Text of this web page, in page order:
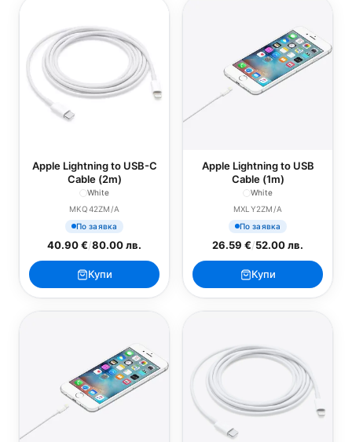
Apple Lightning to USB-C
Cable (2m)
White
MKQ42ZM/A
По заявка
40.90 €/80.00 лв.
Купи
Apple Lightning to USB
Cable (1m)
White
MXLY2ZM/A
По заявка
26.59 €/52.00 лв.
Купи